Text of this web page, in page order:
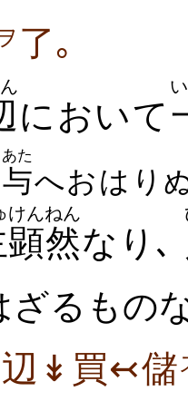
了｡
において
与
あた
へおはり
顕然
けんねん
なり､
ざるもの
辺↡買↢儲